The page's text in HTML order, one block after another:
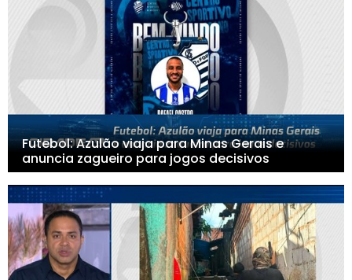
Futebol: Azulão viaja para Minas Gerais e
anuncia zagueiro para jogos decisivos